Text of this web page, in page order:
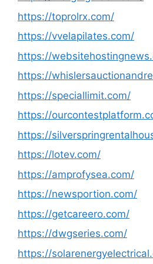
https://toprolrx.com/
https://vvelapilates.com/
https://
https://
https://speciallimit.com/
https://
https://
https://lotev.com/
https://amprofysea.com/
https://newsportion.com/
https://getcareero.com/
https://dwgseries.com/
https://